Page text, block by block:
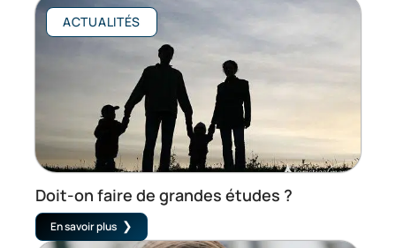
ACTUALITÉS
Doit-on faire de grandes études ?
En savoir plus